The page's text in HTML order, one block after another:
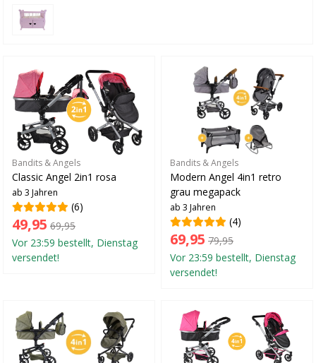
Bandits & Angels
Classic Angel 2in1 rosa
ab 3 Jahren
(6)
49,95 69,95
Vor 23:59 bestellt, Dienstag
versendet!
Bandits & Angels
Modern Angel 4in1 retro
grau megapack
ab 3 Jahren
(4)
69,95 79,95
Vor 23:59 bestellt, Dienstag
versendet!